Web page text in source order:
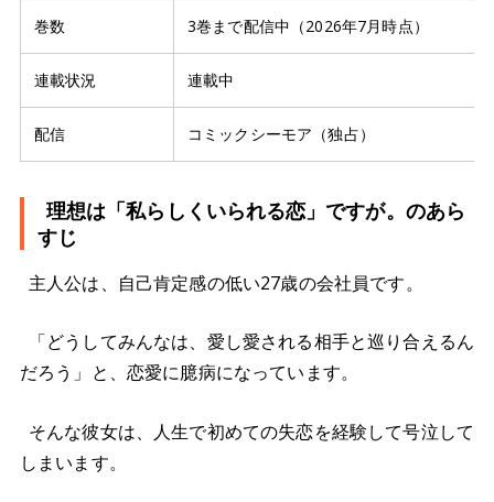
巻数 3巻まで配信中（2026年7月時点）
連載状況 連載中
配信 コミックシーモア（独占）
理想は「私らしくいられる恋」ですが。のあら
すじ
主人公は、自己肯定感の低い27歳の会社員です。
「どうしてみんなは、愛し愛される相手と巡り合えるん
だろう」と、恋愛に臆病になっています。
そんな彼女は、人生で初めての失恋を経験して号泣して
しまいます。